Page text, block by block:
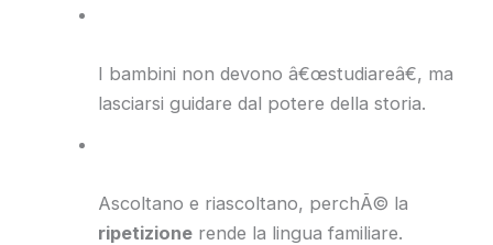
I bambini non devono â€œstudiareâ€, ma
lasciarsi guidare dal potere della storia.
Ascoltano e riascoltano, perchÃ© la
ripetizione rende la lingua familiare.